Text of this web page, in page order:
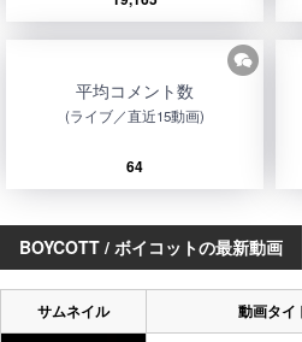
平均コメント数
(ライブ／直近15動画)
64
BOYCOTT / ボイコットの最新動画
サムネイル 動画タイ